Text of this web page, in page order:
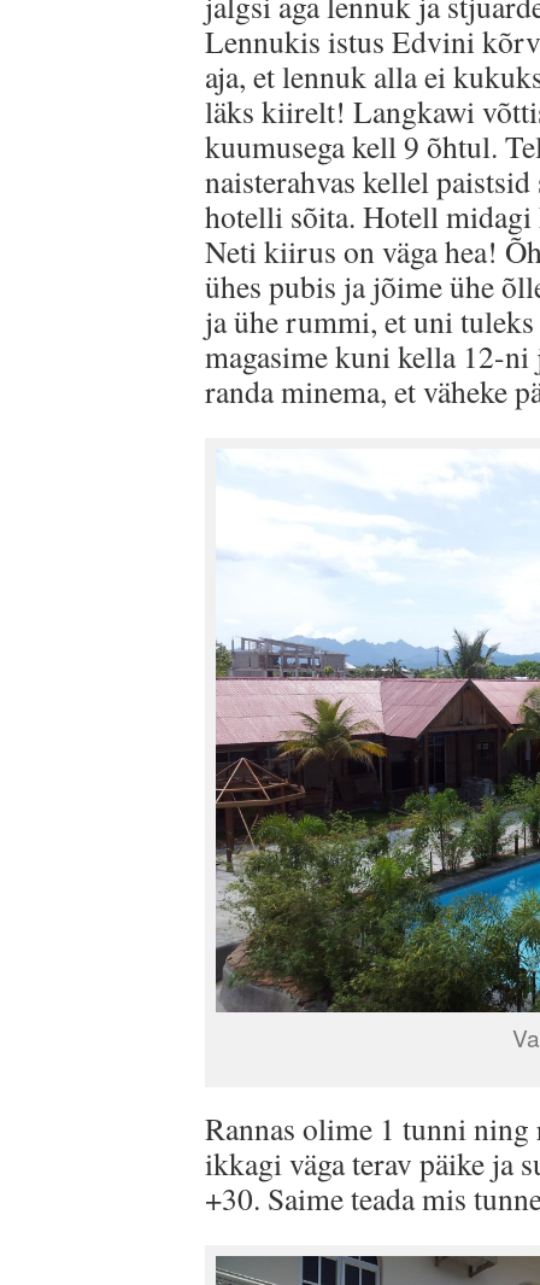
Lennukis istus Edvini
aja, et lennuk alla ei
läks kiirelt! Langkawi
kuumusega kell 9 õhtul.
naisterahvas kellel
hotelli sõita. Hotell midagi
Neti kiirus on väga hea!
ühes pubis ja jõime ühe
ja ühe rummi, et uni
magasime kuni kella 12-
randa minema, et väheke
Rannas olime 1 tunni
ikkagi väga terav päike ja
+30. Saime teada mis